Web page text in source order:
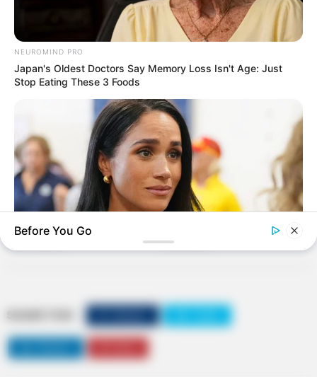
NEUROMIND PRO
Japan's Oldest Doctors Say Memory Loss Isn't Age: Just
Stop Eating These 3 Foods
Before You Go